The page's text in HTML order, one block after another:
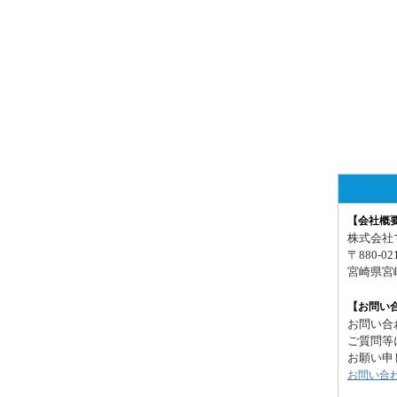
【会社概
株式会
〒880-
宮崎県宮
【お問い
お問い合
ご質問等
お願い申
お問い合